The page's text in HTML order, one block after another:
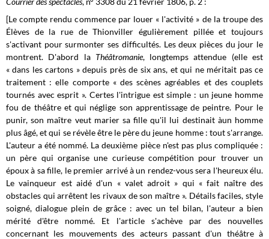
[Le compte rendu commence par louer « l'activité » de la troupe des
Élèves de la rue de Thionviller égulièrement pillée et toujours
s'activant pour surmonter ses difficultés. Les deux pièces du jour le
montrent. D'abord la Théâtromanie, longtemps attendue (elle est
« dans les cartons » depuis près de six ans, et qui ne méritait pas ce
traitement : elle comporte « des scènes agréables et des couplets
tournés avec esprit ». Certes l'intrigue est simple : un jeune homme
fou de théâtre et qui néglige son apprentissage de peintre. Pour le
punir, son maître veut marier sa fille qu'il lui destinait àun homme
plus âgé, et qui se révèle être le père du jeune homme : tout s'arrange.
L'auteur a été nommé. La deuxième pièce n'est pas plus compliquée :
un père qui organise une curieuse compétition pour trouver un
époux à sa fille, le premier arrivé à un rendez-vous sera l'heureux élu.
Le vainqueur est aidé d'un « valet adroit » qui « fait naître des
obstacles qui arrêtent les rivaux de son maître ». Détails faciles, style
soigné, dialogue plein de grâce : avec un tel bilan, l'auteur a bien
mérité d'être nommé. Et l'article s'achève par des nouvelles
concernant les mouvements des acteurs passant d'un théâtre à